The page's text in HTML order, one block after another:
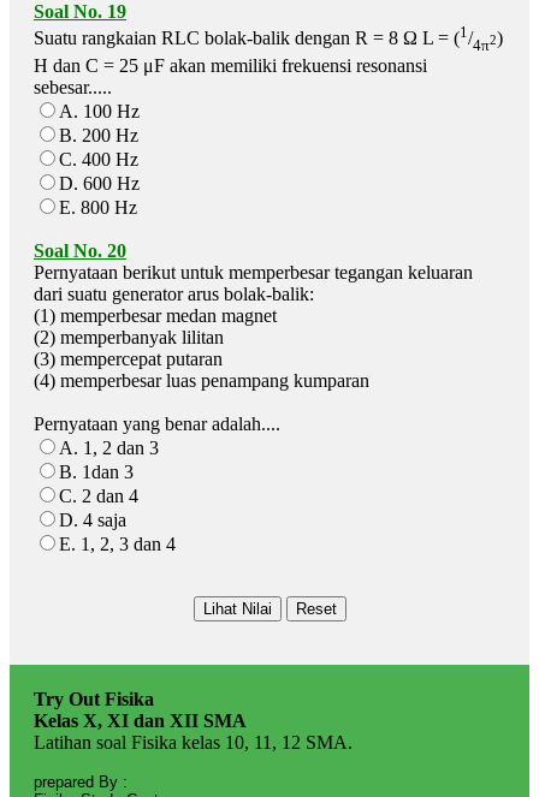
Soal No. 19
Suatu rangkaian RLC bolak-balik dengan R = 8 Ω L = (1/4π2)
H dan C = 25 μF akan memiliki frekuensi resonansi
sebesar.....
A. 100 Hz
B. 200 Hz
C. 400 Hz
D. 600 Hz
E. 800 Hz
Soal No. 20
Pernyataan berikut untuk memperbesar tegangan keluaran
dari suatu generator arus bolak-balik:
(1) memperbesar medan magnet
(2) memperbanyak lilitan
(3) mempercepat putaran
(4) memperbesar luas penampang kumparan
Pernyataan yang benar adalah....
A. 1, 2 dan 3
B. 1dan 3
C. 2 dan 4
D. 4 saja
E. 1, 2, 3 dan 4
Try Out Fisika
Kelas X, XI dan XII SMA
Latihan soal Fisika kelas 10, 11, 12 SMA.
prepared By :